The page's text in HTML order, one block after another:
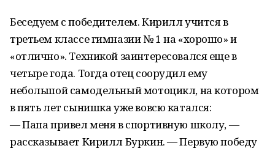
Беседуем с победителем. Кирилл учится в
третьем классе гимназии № 1 на «хорошо» и
«отлично». Техникой заинтересовался еще в
четыре года. Тогда отец соорудил ему
небольшой самодельный мотоцикл, на котором
в пять лет сынишка уже вовсю катался:
— Папа привел меня в спортивную школу, —
рассказывает Кирилл Буркин. — Первую победу